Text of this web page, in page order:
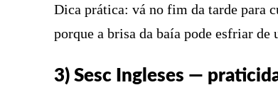
Dica prática: vá no fim da tarde para
porque a brisa da baía pode esfriar de
3) Sesc Ingleses —